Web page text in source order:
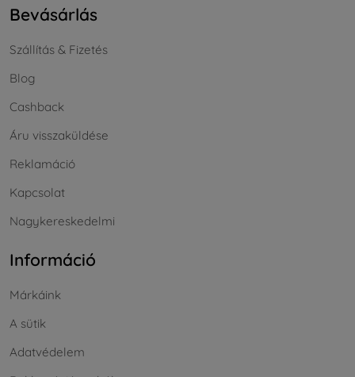
Bevásárlás
Szállítás & Fizetés
Blog
Cashback
Áru visszaküldése
Reklamáció
Kapcsolat
Nagykereskedelmi
Információ
Márkáink
A sütik
Adatvédelem